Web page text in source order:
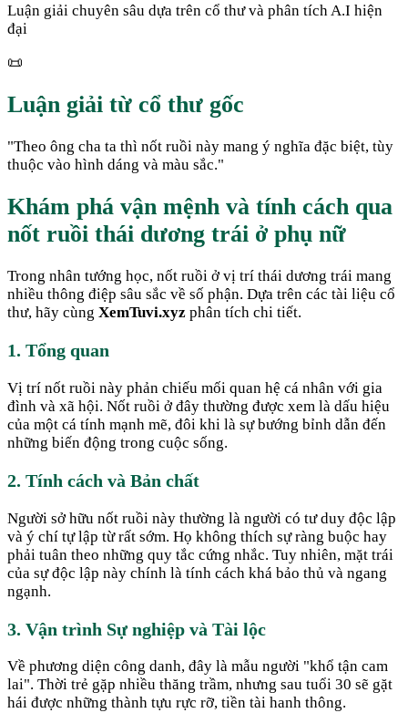
Luận giải chuyên sâu dựa trên cổ thư và phân tích A.I hiện
đại
📜
Luận giải từ cổ thư gốc
"Theo ông cha ta thì nốt ruồi này mang ý nghĩa đặc biệt, tùy
thuộc vào hình dáng và màu sắc."
Khám phá vận mệnh và tính cách qua
nốt ruồi thái dương trái ở phụ nữ
Trong nhân tướng học, nốt ruồi ở vị trí thái dương trái mang
nhiều thông điệp sâu sắc về số phận. Dựa trên các tài liệu cổ
thư, hãy cùng XemTuvi.xyz phân tích chi tiết.
1. Tổng quan
Vị trí nốt ruồi này phản chiếu mối quan hệ cá nhân với gia
đình và xã hội. Nốt ruồi ở đây thường được xem là dấu hiệu
của một cá tính mạnh mẽ, đôi khi là sự bướng bỉnh dẫn đến
những biến động trong cuộc sống.
2. Tính cách và Bản chất
Người sở hữu nốt ruồi này thường là người có tư duy độc lập
và ý chí tự lập từ rất sớm. Họ không thích sự ràng buộc hay
phải tuân theo những quy tắc cứng nhắc. Tuy nhiên, mặt trái
của sự độc lập này chính là tính cách khá bảo thủ và ngang
ngạnh.
3. Vận trình Sự nghiệp và Tài lộc
Về phương diện công danh, đây là mẫu người "khổ tận cam
lai". Thời trẻ gặp nhiều thăng trầm, nhưng sau tuổi 30 sẽ gặt
hái được những thành tựu rực rỡ, tiền tài hanh thông.